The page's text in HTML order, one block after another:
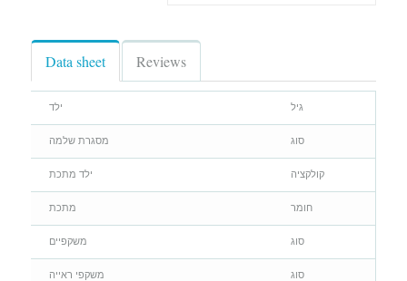
Data sheet Reviews
גיל ילד
סוג מסגרת שלמה
קולקציה ילד מתכת
חומר מתכת
סוג משקפיים
סוג משקפי ראייה